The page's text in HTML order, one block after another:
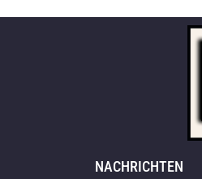
NACHRICHTEN